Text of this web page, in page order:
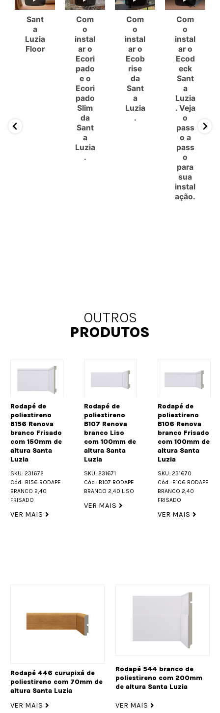
Sant
a
Luzia
Floor
Com
o
instal
ar o
Ecori
pado
e o
Ecori
pado
Slim
da
Sant
a
Luzia
.
Com
o
instal
ar o
Ecob
rise
da
Sant
a
Luzia
.
Com
o
instal
ar o
Ecod
eck
Sant
a
Luzia
. Veja
o
pass
o a
pass
o
para
sua
instal
ação.
OUTROS
PRODUTOS
Rodapé de
poliestireno
B156 Renova
branco Frisado
com 150mm de
altura Santa
Luzia
SKU: 231672
Cód.: B156 RODAPE
BRANCO 2,40
FRISADO
VER MAIS
Rodapé de
poliestireno
B107 Renova
branco Liso
com 100mm de
altura Santa
Luzia
SKU: 231671
Cód.: B107 RODAPE
BRANCO 2,40 LISO
VER MAIS
Rodapé de
poliestireno
B106 Renova
branco Frisado
com 100mm de
altura Santa
Luzia
SKU: 231670
Cód.: B106 RODAPE
BRANCO 2,40
FRISADO
VER MAIS
Rodapé 446 curupixá de
poliestireno com 70mm de
altura Santa Luzia
VER MAIS
Rodapé 544 branco de
poliestireno com 200mm
de altura Santa Luzia
VER MAIS